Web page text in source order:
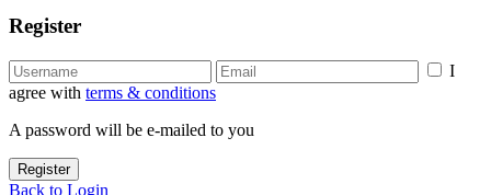
Register
I
agree with terms & conditions
A password will be e-mailed to you
Register
Back to Login